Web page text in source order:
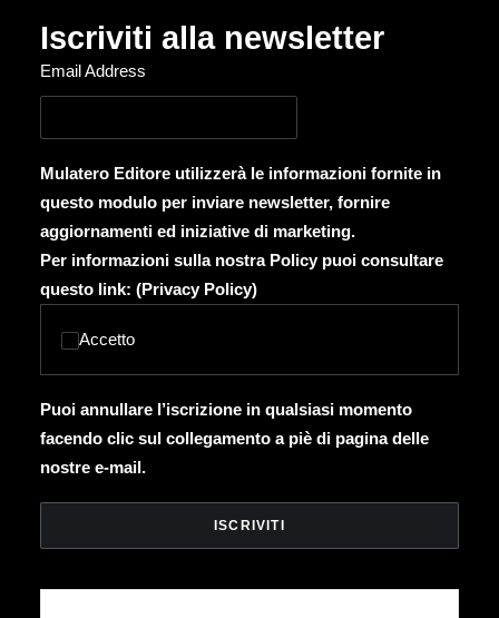
Iscriviti alla newsletter
Email Address
Mulatero Editore utilizzerà le informazioni fornite in
questo modulo per inviare newsletter, fornire
aggiornamenti ed iniziative di marketing.
Per informazioni sulla nostra Policy puoi consultare
questo link: (Privacy Policy)
Accetto
Puoi annullare l’iscrizione in qualsiasi momento
facendo clic sul collegamento a piè di pagina delle
nostre e-mail.